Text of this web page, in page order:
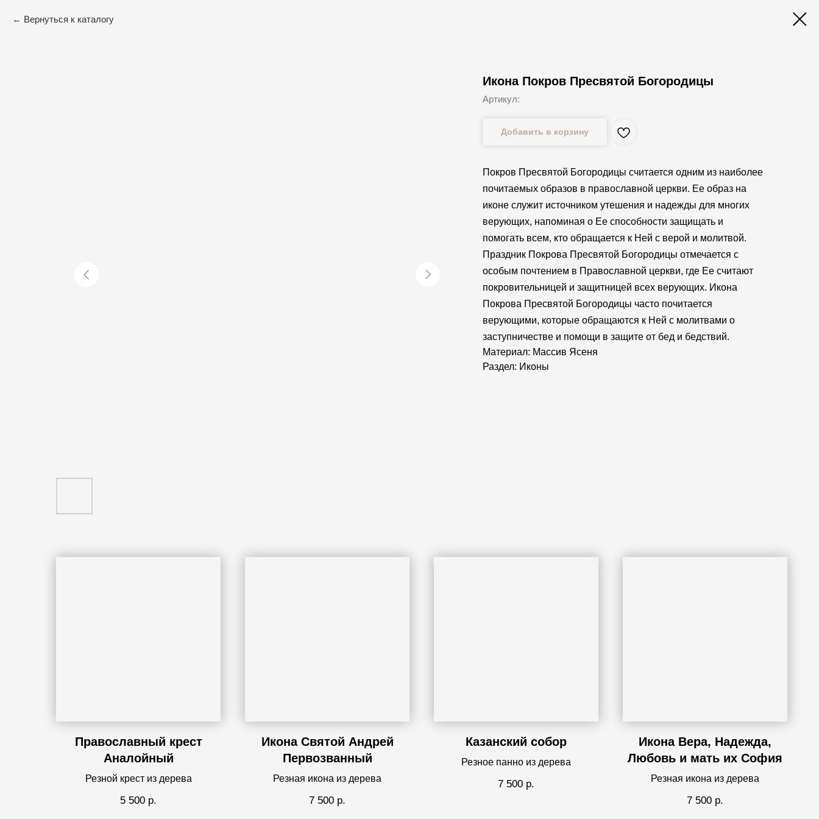
Вернуться к каталогу
Икона Покров Пресвятой Богородицы
Артикул:
Добавить в корзину
Покров Пресвятой Богородицы считается одним из наиболее
почитаемых образов в православной церкви. Ее образ на
иконе служит источником утешения и надежды для многих
верующих, напоминая о Ее способности защищать и
помогать всем, кто обращается к Ней с верой и молитвой.
Праздник Покрова Пресвятой Богородицы отмечается с
особым почтением в Православной церкви, где Ее считают
покровительницей и защитницей всех верующих. Икона
Покрова Пресвятой Богородицы часто почитается
верующими, которые обращаются к Ней с молитвами о
заступничестве и помощи в защите от бед и бедствий.
Материал: Массив Ясеня
Раздел: Иконы
Православный крест
Аналойный
Резной крест из дерева
5 500 р.
Икона Святой Андрей
Первозванный
Резная икона из дерева
7 500 р.
Казанский собор
Резное панно из дерева
7 500 р.
Икона Вера, Надежда,
Любовь и мать их София
Резная икона из дерева
7 500 р.